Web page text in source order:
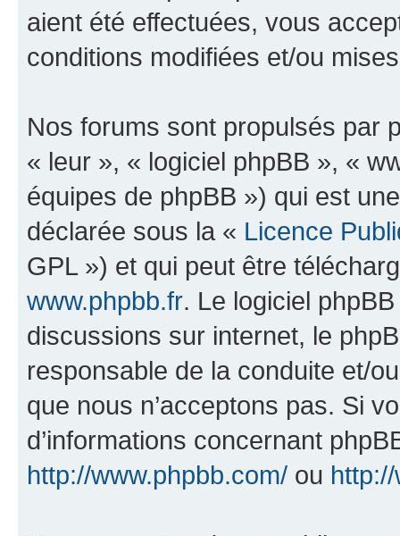
aient été effectuées, vous
conditions modifiées et/ou
Nos forums sont propulsés par
« leur », « logiciel phpBB », «
équipes de phpBB ») qui est
déclarée sous la « Licence
GPL ») et qui peut être
www.phpbb.fr. Le logiciel
discussions sur internet, le
responsable de la conduite et/
que nous n’acceptons pas. Si
d’informations concernant
http://www.phpbb.com/ ou